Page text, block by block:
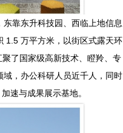
靠东升科技园、西临上地信息
1.5 万平方米，以街区式露天环
了国家级高新技术、瞪羚、专
，办公科研人员近千人，同时
速与成果展示基地。